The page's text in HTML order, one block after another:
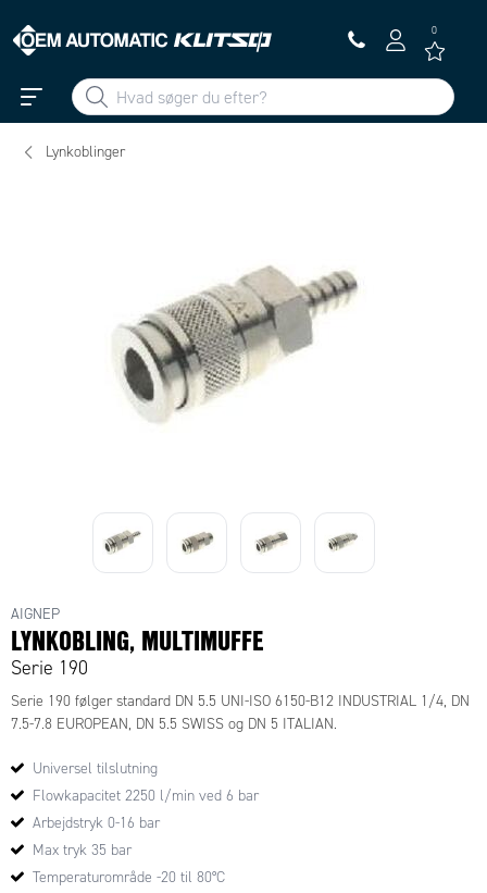
0
Lynkoblinger
AIGNEP
LYNKOBLING, MULTIMUFFE
Serie 190
Serie 190 følger standard DN 5.5 UNI-ISO 6150-B12 INDUSTRIAL 1/4, DN
7.5-7.8 EUROPEAN, DN 5.5 SWISS og DN 5 ITALIAN.
Universel tilslutning
Flowkapacitet 2250 l/min ved 6 bar
Arbejdstryk 0-16 bar
Max tryk 35 bar
Temperaturområde -20 til 80°C